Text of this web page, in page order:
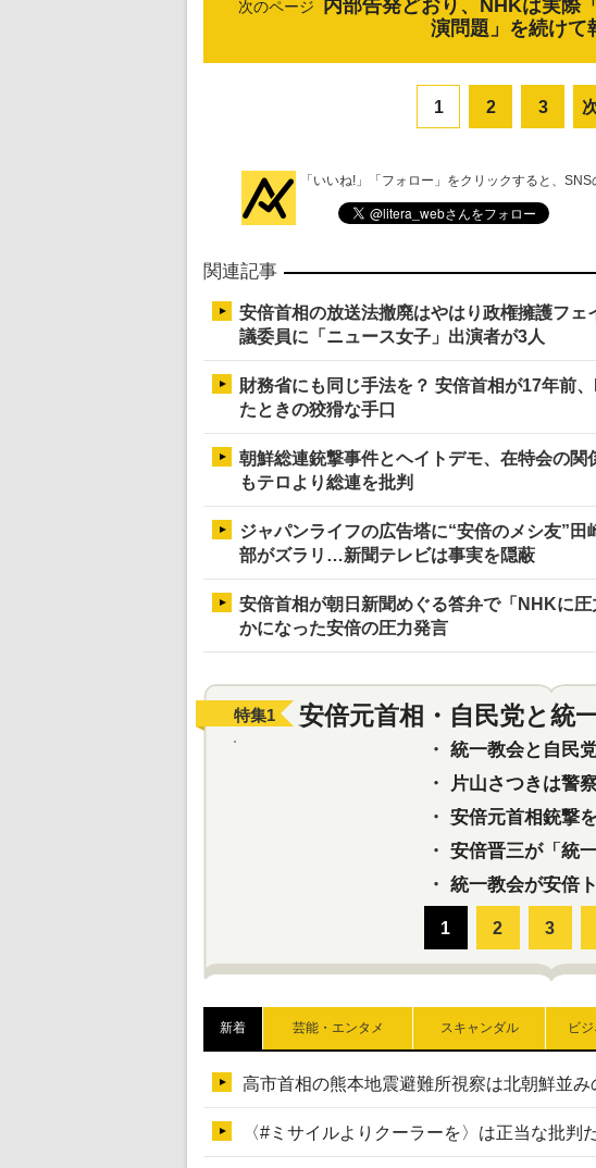
次のページ
内部告発どおり、NHKは実際
演問題」を続けて
1 2 3
「いいね!」「フォロー」をクリックすると、
関連記事
安倍首相の放送法撤廃はやはり政権擁護フ
議委員に「ニュース女子」出演者が3人
財務省にも同じ手法を？ 安倍首相が17年前
たときの狡猾な手口
朝鮮総連銃撃事件とヘイトデモ、在特会の
もテロより総連を批判
ジャパンライフの広告塔に“安倍のメシ友”
部がズラリ…新聞テレビは事実を隠蔽
安倍首相が朝日新聞めぐる答弁で「NHKに
かになった安倍の圧力発言
特集1 安倍元首相・自民党と統
・ 統一教会と自民党の関係を
・
片山さつきは警察に圧力！
・ 安倍元首相銃撃を安倍批判
・ 安倍晋三が「統一教会」イ
・ 統一教会が安倍
新着 芸能・エンタメ スキャンダル ビ